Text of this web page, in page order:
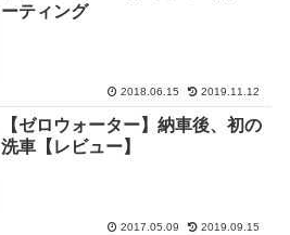
ーティング
2018.06.15 2019.11.12
【ゼロウォーター】納車後、初の
洗車【レビュー】
2017.05.09 2019.09.15